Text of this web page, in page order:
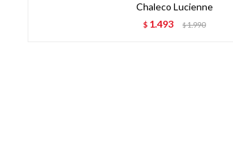
Chaleco Lucienne
$ 1.493 $1.990